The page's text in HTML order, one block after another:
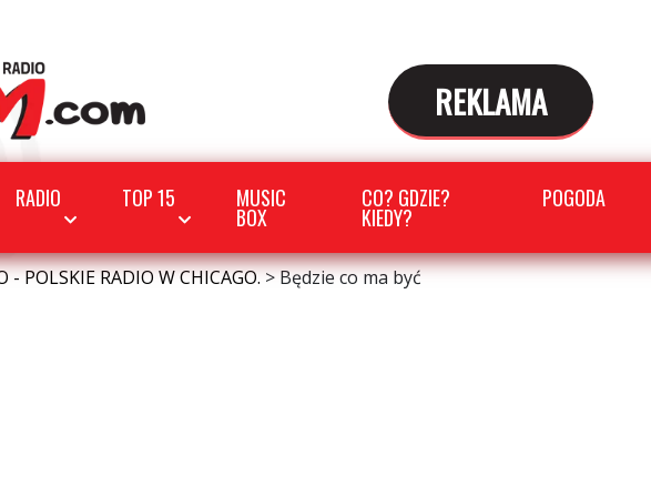
REKLAMA
RADIO TOP 15 MUSIC
BOX
CO? GDZIE?
KIEDY?
POGODA
POLSKIE RADIO W CHICAGO.>Będzie co ma być